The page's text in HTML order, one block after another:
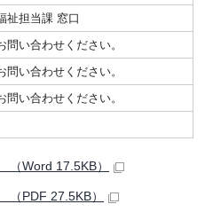
祉担当課 窓口
問い合わせください。
問い合わせください。
問い合わせください。
（Word 17.5KB）
（PDF 27.5KB）